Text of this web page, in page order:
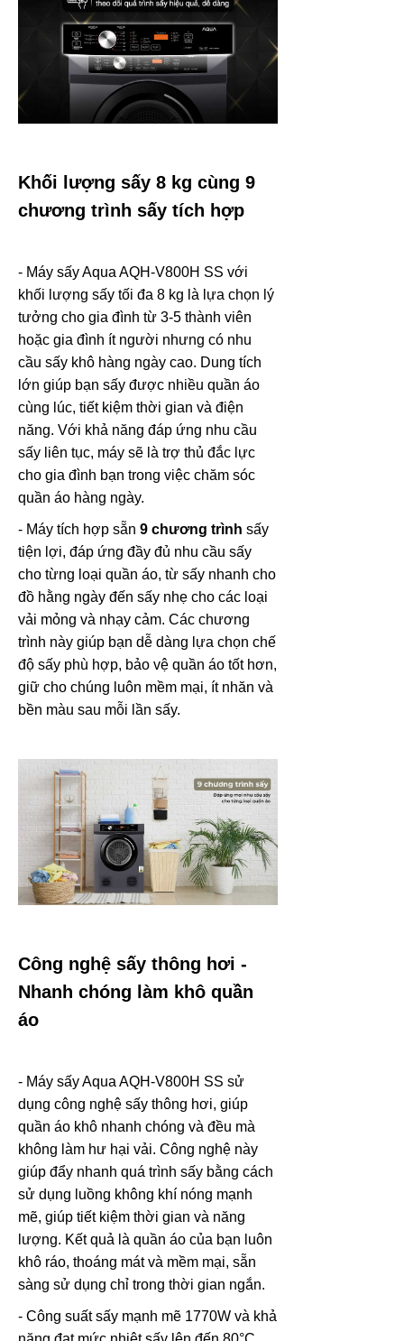
Khối lượng sấy 8 kg cùng 9
chương trình sấy tích hợp
- Máy sấy Aqua AQH-V800H SS với
khối lượng sấy tối đa 8 kg là lựa chọn lý
tưởng cho gia đình từ 3-5 thành viên
hoặc gia đình ít người nhưng có nhu
cầu sấy khô hàng ngày cao. Dung tích
lớn giúp bạn sấy được nhiều quần áo
cùng lúc, tiết kiệm thời gian và điện
năng. Với khả năng đáp ứng nhu cầu
sấy liên tục, máy sẽ là trợ thủ đắc lực
cho gia đình bạn trong việc chăm sóc
quần áo hàng ngày.
- Máy tích hợp sẵn 9 chương trình sấy
tiện lợi, đáp ứng đầy đủ nhu cầu sấy
cho từng loại quần áo, từ sấy nhanh cho
đồ hằng ngày đến sấy nhẹ cho các loại
vải mỏng và nhạy cảm. Các chương
trình này giúp bạn dễ dàng lựa chọn chế
độ sấy phù hợp, bảo vệ quần áo tốt hơn,
giữ cho chúng luôn mềm mại, ít nhăn và
bền màu sau mỗi lần sấy.
Công nghệ sấy thông hơi -
Nhanh chóng làm khô quần
áo
- Máy sấy Aqua AQH-V800H SS sử
dụng công nghệ sấy thông hơi, giúp
quần áo khô nhanh chóng và đều mà
không làm hư hại vải. Công nghệ này
giúp đẩy nhanh quá trình sấy bằng cách
sử dụng luồng không khí nóng mạnh
mẽ, giúp tiết kiệm thời gian và năng
lượng. Kết quả là quần áo của bạn luôn
khô ráo, thoáng mát và mềm mại, sẵn
sàng sử dụng chỉ trong thời gian ngắn.
- Công suất sấy mạnh mẽ 1770W và khả